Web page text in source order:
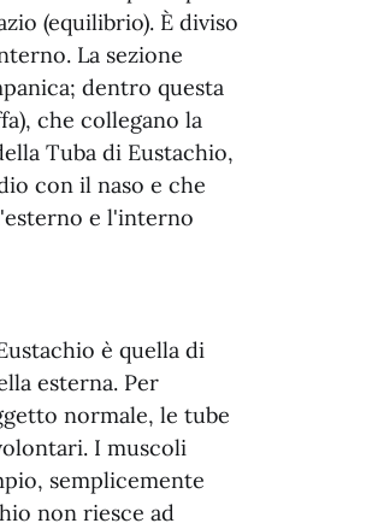
(equilibrio). È diviso
La sezione
dentro questa
che collegano la
Tuba di Eustachio,
con il naso e che
e l'interno
è quella di
esterna. Per
normale, le tube
I muscoli
semplicemente
non riesce ad